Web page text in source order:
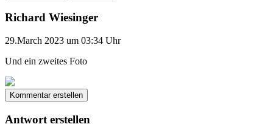
Richard Wiesinger
29.March 2023 um 03:34 Uhr
Und ein zweites Foto
Kommentar erstellen
Antwort erstellen